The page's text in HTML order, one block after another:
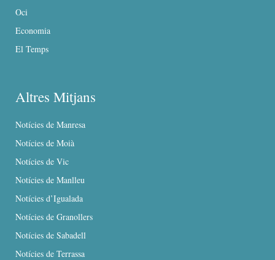
Oci
Economia
El Temps
Altres Mitjans
Notícies de Manresa
Notícies de Moià
Notícies de Vic
Notícies de Manlleu
Notícies d’Igualada
Notícies de Granollers
Notícies de Sabadell
Notícies de Terrassa